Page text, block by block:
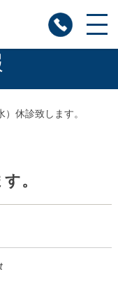
休診致します。
。